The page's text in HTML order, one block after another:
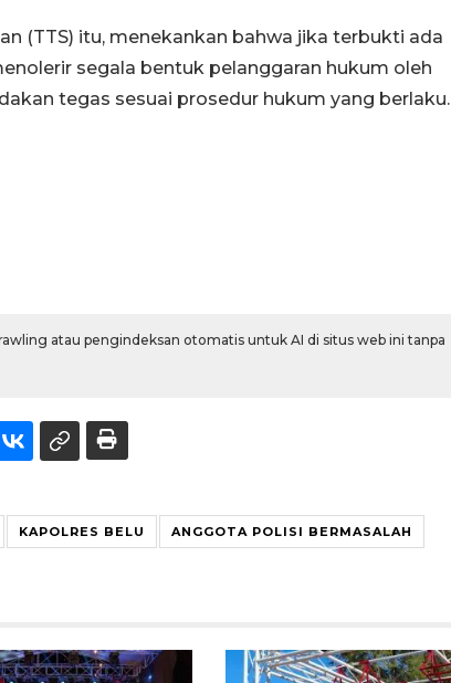
(TTS) itu, menekankan bahwa jika terbukti ada
segala bentuk pelanggaran hukum oleh
tegas sesuai prosedur hukum yang berlaku.
atau pengindeksan otomatis untuk AI di situs web ini tanpa
KAPOLRES BELU ANGGOTA POLISI BERMASALAH